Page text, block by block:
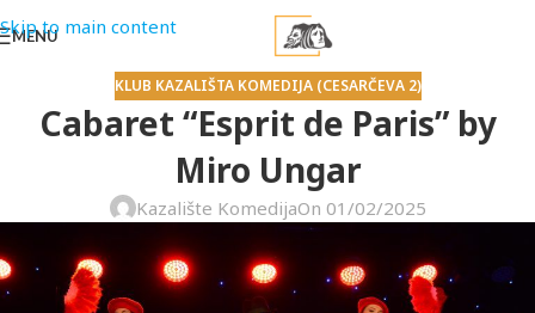
Skip to main content
MENU
KLUB KAZALIŠTA KOMEDIJA (CESARČEVA 2)
Cabaret “Esprit de Paris” by
Miro Ungar
Kazalište KomedijaOn 01/02/2025